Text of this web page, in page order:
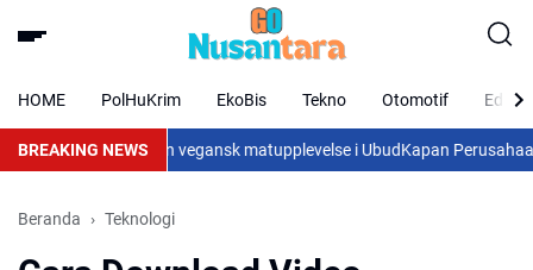
HOME PolHuKrim EkoBis Tekno Otomotif
BREAKING NEWS
en medveten vegansk matupplevelse i UbudKapan Perusahaan
Beranda Teknologi